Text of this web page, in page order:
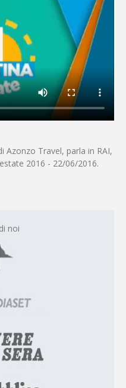
Azonzo Travel, parla in RAI,
2016 - 22/06/2016.
noi